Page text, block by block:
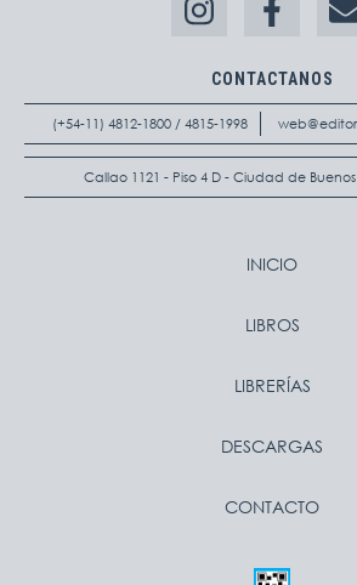
CONTACTANOS
(+54-11) 4812-1800 / 4815-1998
Callao 1121 - Piso 4 D - Ciudad de
INICIO
LIBROS
LIBRERÍAS
DESCARGAS
CONTACTO